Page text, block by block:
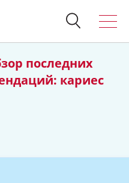
последних
кариес